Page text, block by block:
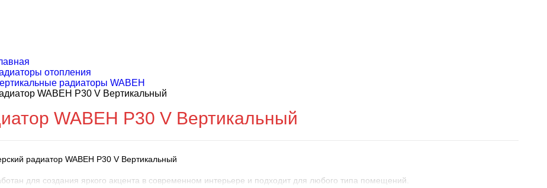
отопления
радиаторы WABEH
WABEH P30 V Вертикальный
WABEH P30 V Вертикальный
радиатор WABEH P30 V Вертикальный
для создания яркого акцента в современном интерьере и подходит для любого типа помещений.